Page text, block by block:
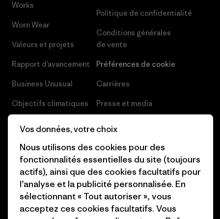
Works
Worn Wear
Valeurs et projets
Rapport d’avancement
Business Unusual
Objectifs climatiques
1% For The Planet
Comment nous
finançons
Cartes cadeaux
Nos magasins
Politique de confidentialité
Conditions générales
de vente
Préférences de cookie
Carrières
Presse et media
Programme d’affiliation
Patagonia Luxembourg Plan du
site
Vos données, votre choix
Nous utilisons des cookies pour des
fonctionnalités essentielles du site (toujours
actifs), ainsi que des cookies facultatifs pour
l’analyse et la publicité personnalisée. En
sélectionnant « Tout autoriser », vous
acceptez ces cookies facultatifs. Vous